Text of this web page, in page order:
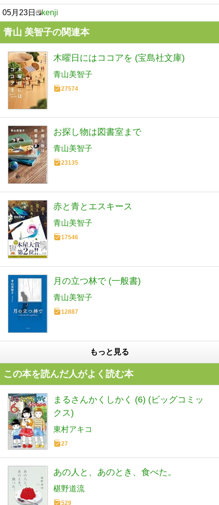
05月23日 kenji
青山 美智子の関連本
木曜日にはココアを (宝島社文庫)
青山美智子
27574
お探し物は図書室まで
青山美智子
23135
赤と青とエスキース
青山美智子
17546
月の立つ林で (一般書)
青山美智子
12887
もっと見る
この本を読んだ人がよく読む本
まるさんかくしかく (6) (ビッグコミッ
クス)
東村アキコ
27
あの人と、あのとき、食べた。
椹野道流
529